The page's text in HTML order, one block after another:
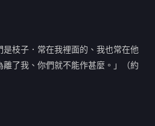
枝子．常在我裡面的、我也常在他
了我、你們就不能作甚麼。」（約